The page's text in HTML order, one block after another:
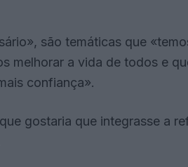
são temáticas que
melhorar a vida de todos e
confiança».
gostaria que integrasse a